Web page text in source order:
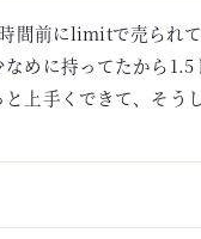
間前にlimitで売られ
めに持ってたから
上手くできて、そう